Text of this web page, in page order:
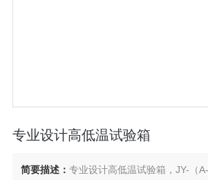
专业设计高低温试验箱
简要描述： 专业设计高低温试验箱，JY-（